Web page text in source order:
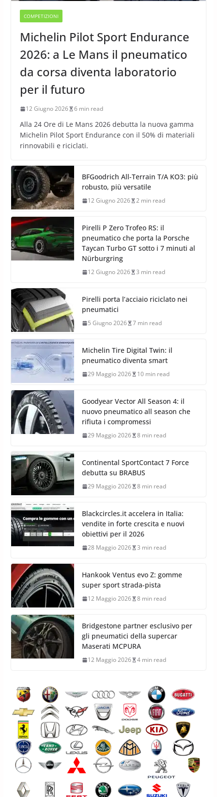
COMPETIZIONI
Michelin Pilot Sport Endurance
2026: a Le Mans il pneumatico
da corsa diventa laboratorio
per il futuro
12 Giugno 2026 6 min read
Alla 24 Ore di Le Mans 2026 debutta la nuova gamma
Michelin Pilot Sport Endurance con il 50% di materiali
rinnovabili e riciclati.
BFGoodrich All-Terrain T/A KO3: più
robusto, più versatile
12 Giugno 2026 2 min read
Pirelli P Zero Trofeo RS: il
pneumatico che porta la Porsche
Taycan Turbo GT sotto i 7 minuti al
Nürburgring
12 Giugno 2026 3 min read
Pirelli porta l’acciaio riciclato nei
pneumatici
5 Giugno 2026 7 min read
Michelin Tire Digital Twin: il
pneumatico diventa smart
29 Maggio 2026 10 min read
Goodyear Vector All Season 4: il
nuovo pneumatico all season che
rifiuta i compromessi
29 Maggio 2026 8 min read
Continental SportContact 7 Force
debutta su BRABUS
29 Maggio 2026 8 min read
Blackcircles.it accelera in Italia:
vendite in forte crescita e nuovi
obiettivi per il 2026
28 Maggio 2026 3 min read
Hankook Ventus evo Z: gomme
super sport strada-pista
12 Maggio 2026 8 min read
Bridgestone partner esclusivo per
gli pneumatici della supercar
Maserati MCPURA
12 Maggio 2026 4 min read